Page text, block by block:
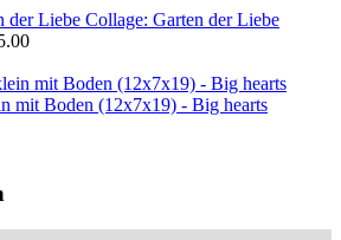
ist:
CHF 1.00.
Collage: Garten der Liebe
mit Boden (12x7x19) - Big hearts